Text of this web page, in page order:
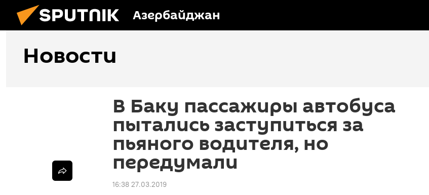
Азербайджан
Новости
В Баку пассажиры автобуса
пытались заступиться за
пьяного водителя, но
передумали
16:38 27.03.2019